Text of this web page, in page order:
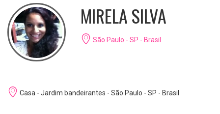
MIRELA SILVA
São Paulo - SP - Brasil
Casa - Jardim bandeirantes - São Paulo - SP - Brasil